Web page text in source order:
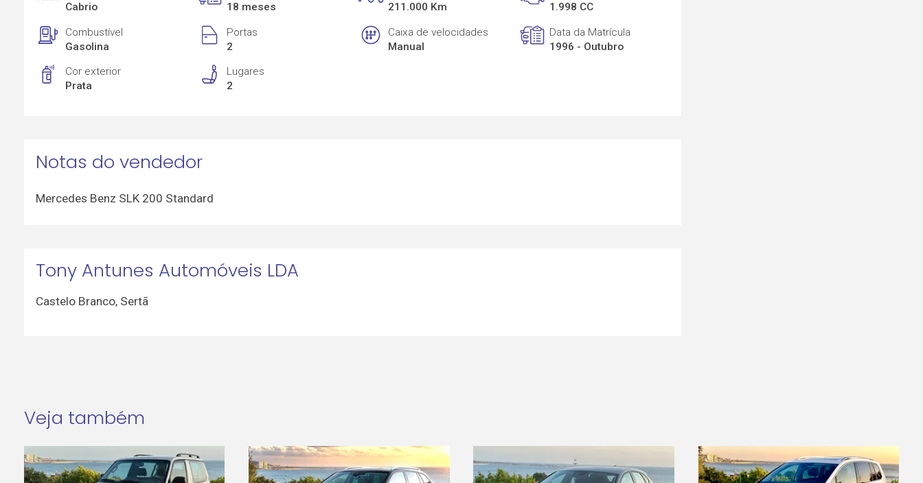
Cabrio
18 meses
211.000 Km
1.998 CC
Combustível
Gasolina
Portas
2
Caixa de velocidades
Manual
Data da Matrícula
1996 - Outubro
Cor exterior
Prata
Lugares
2
Notas do vendedor
Mercedes Benz SLK 200 Standard
Tony Antunes Automóveis LDA
Castelo Branco, Sertã
Veja também